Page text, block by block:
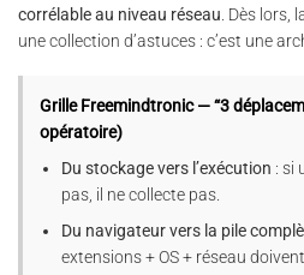
corrélable au niveau réseau . Dès lors,
une collection d’astuces : c’est une
Grille Freemindtronic — “3
opératoire)
Du stockage vers l’exécution : si
pas, il ne collecte pas.
Du navigateur vers la pile
extensions + OS + réseau